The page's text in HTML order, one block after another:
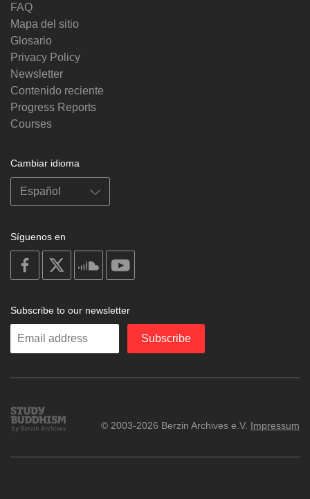
FAQ
Mapa del sitio
Glosario
Privacy Policy
Newsletter
Contenido reciente
Progress Reports
Courses
Cambiar idioma
Síguenos en
on
facebook
soundcloud
Subscribe to our newsletter
Enter
Subscribe
Study
Buddhism
© 2003-2026 Berzin Archives e.V. Impressum